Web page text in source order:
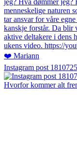
Instagram post
Hvorfor kommer alt